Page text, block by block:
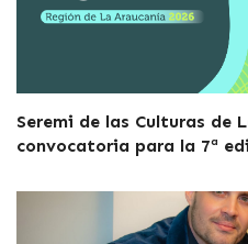
Seremi de las Culturas de
convocatoria para la 7ª